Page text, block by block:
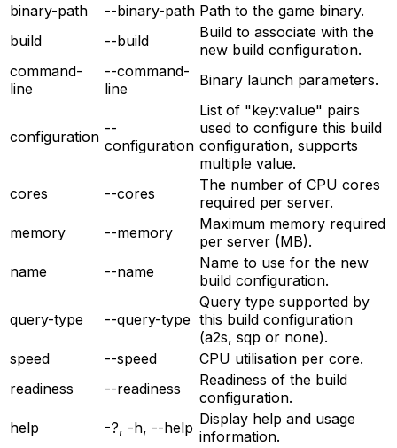
binary-path --binary-path Path to the game binary.
build
--build
Build to associate with the
new build configuration.
command-
line
--command-
line
Binary launch parameters.
configuration --
configuration
List of "key:value" pairs
used to configure this build
configuration, supports
multiple value.
cores
--cores
The number of CPU cores
required per server.
memory
--memory
Maximum memory required
per server (MB).
name
--name
Name to use for the new
build configuration.
query-type --query-type
Query type supported by
this build configuration
(a2s, sqp or none).
speed
--speed
CPU utilisation per core.
readiness
--readiness
Readiness of the build
configuration.
help
-?, -h, --help Display help and usage
information.